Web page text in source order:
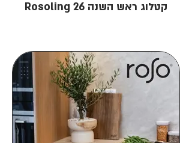
Rosoling קטלוג ראש השנה 26